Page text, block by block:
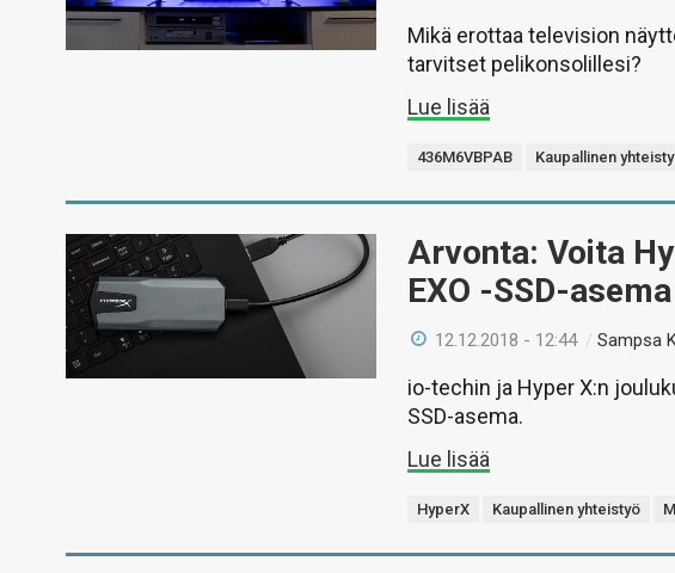
Mikä erottaa television
tarvitset pelikonsolillesi?
Lue lisää
436M6VBPAB Kaupallinen
Arvonta: Voita
EXO -SSD-asema
12.12.2018 - 12:44 /Sampsa
io-techin ja Hyper X:n
SSD-asema.
Lue lisää
HyperX Kaupallinen yhteistyö